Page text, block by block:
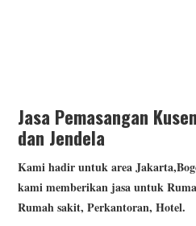
Jasa Pemasangan
dan Jendela
Kami hadir untuk area
kami memberikan jasa untuk
Rumah sakit, Perkantoran, Hotel.